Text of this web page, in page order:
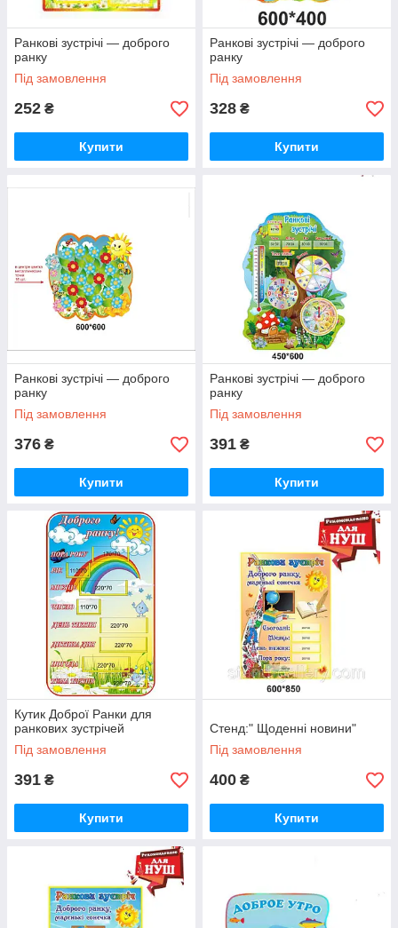
Ранкові зустрічі — доброго
ранку
Під замовлення
252 ₴
Купити
Ранкові зустрічі — доброго
ранку
Під замовлення
328 ₴
Купити
Ранкові зустрічі — доброго
ранку
Під замовлення
376 ₴
Купити
Ранкові зустрічі — доброго
ранку
Під замовлення
391 ₴
Купити
Кутик Доброї Ранки для
ранкових зустрічей
Під замовлення
391 ₴
Купити
Стенд:" Щоденні новини"
Під замовлення
400 ₴
Купити